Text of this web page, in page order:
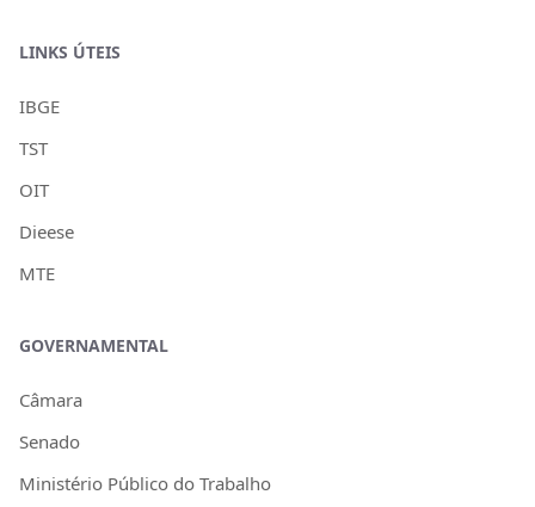
LINKS ÚTEIS
IBGE
TST
OIT
Dieese
MTE
GOVERNAMENTAL
Câmara
Senado
Ministério Público do Trabalho